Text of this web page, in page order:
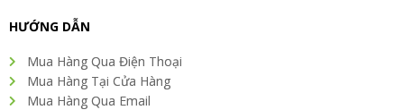
k
HƯỚNG DẪN
Mua Hàng Qua Điện Thoại
Mua Hàng Tại Cửa Hàng
Mua Hàng Qua Email